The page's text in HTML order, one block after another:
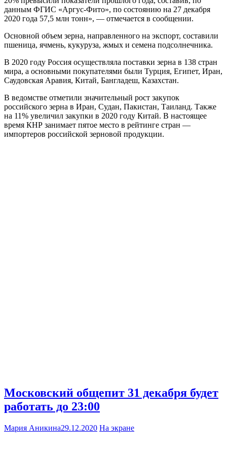
данным ФГИС «Аргус-Фито», по состоянию на 27 декабря
2020 года 57,5 млн тонн», — отмечается в сообщении.
Основной объем зерна, направленного на экспорт, составили
пшеница, ячмень, кукуруза, жмых и семена подсолнечника.
В 2020 году Россия осуществляла поставки зерна в 138 стран
мира, а основными покупателями были Турция, Египет, Иран,
Саудовская Аравия, Китай, Бангладеш, Казахстан.
В ведомстве отметили значительный рост закупок
российского зерна в Иран, Судан, Пакистан, Таиланд. Также
на 11% увеличил закупки в 2020 году Китай. В настоящее
время КНР занимает пятое место в рейтинге стран —
импортеров российской зерновой продукции.
Московский общепит 31 декабря будет
работать до 23:00
Мария Аникина29.12.2020 На экране